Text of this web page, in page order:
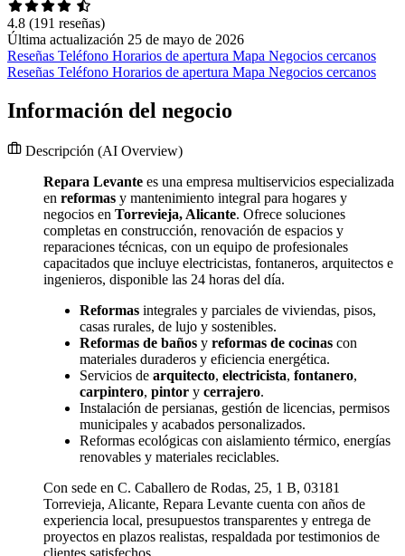
4.8 (191 reseñas)
Última actualización 25 de mayo de 2026
Reseñas Teléfono Horarios de apertura Mapa Negocios cercanos
Reseñas Teléfono Horarios de apertura Mapa Negocios cercanos
Información del negocio
Descripción (AI Overview)
Repara Levante es una empresa multiservicios especializada
en reformas y mantenimiento integral para hogares y
negocios en Torrevieja, Alicante. Ofrece soluciones
completas en construcción, renovación de espacios y
reparaciones técnicas, con un equipo de profesionales
capacitados que incluye electricistas, fontaneros, arquitectos e
ingenieros, disponible las 24 horas del día.
Reformas integrales y parciales de viviendas, pisos,
casas rurales, de lujo y sostenibles.
Reformas de baños y reformas de cocinas con
materiales duraderos y eficiencia energética.
Servicios de arquitecto, electricista, fontanero,
carpintero, pintor y cerrajero.
Instalación de persianas, gestión de licencias, permisos
municipales y acabados personalizados.
Reformas ecológicas con aislamiento térmico, energías
renovables y materiales reciclables.
Con sede en C. Caballero de Rodas, 25, 1 B, 03181
Torrevieja, Alicante, Repara Levante cuenta con años de
experiencia local, presupuestos transparentes y entrega de
proyectos en plazos realistas, respaldada por testimonios de
clientes satisfechos.